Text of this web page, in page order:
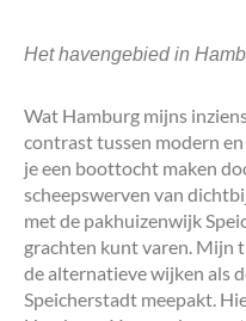
Het havengebied in
Wat Hamburg mijns
contrast tussen modern
je een boottocht maken
scheepswerven van
met de pakhuizenwijk
grachten kunt varen. Mijn
de alternatieve wijken als
Speicherstadt meepakt.